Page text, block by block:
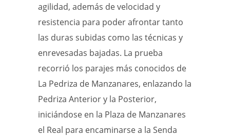
agilidad, además de velocidad y
resistencia para poder afrontar tanto
las duras subidas como las técnicas y
enrevesadas bajadas. La prueba
recorrió los parajes más conocidos de
La Pedriza de Manzanares, enlazando la
Pedriza Anterior y la Posterior,
iniciándose en la Plaza de Manzanares
el Real para encaminarse a la Senda